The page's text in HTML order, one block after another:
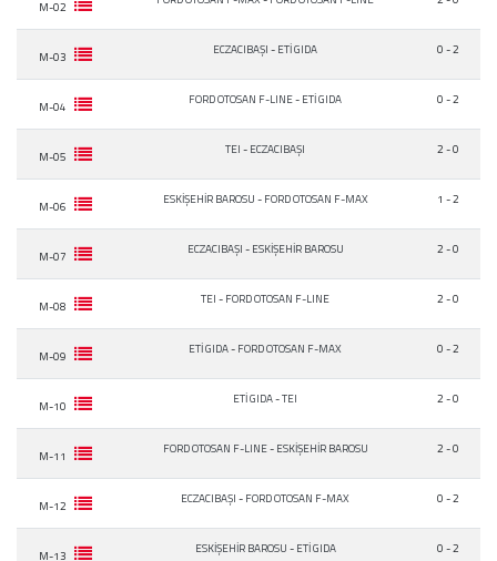
M-02
M-03 ECZACIBAŞI - ETİ GIDA 0 - 2
M-04 FORD OTOSAN F-LINE- ETİ GIDA 0 - 2
M-05 TEI - ECZACIBAŞI 2 - 0
M-06 ESKİŞEHİR BAROSU - FORD OTOSAN F-MAX 1 - 2
M-07 ECZACIBAŞI - ESKİŞEHİR BAROSU 2 - 0
M-08 TEI - FORD OTOSAN F-LINE 2 - 0
M-09 ETİ GIDA- FORD OTOSAN F-MAX 0 - 2
M-10 ETİ GIDA-TEI 2 - 0
M-11 FORD OTOSAN F-LINE- ESKİŞEHİR BAROSU 2 - 0
M-12 ECZACIBAŞI - FORD OTOSAN F-MAX 0 - 2
M-13 ESKİŞEHİR BAROSU - ETİ GIDA 0 - 2